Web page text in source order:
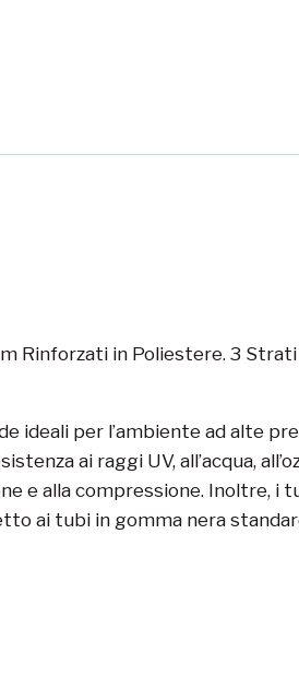
Rinforzati in Poliestere. 3
ideali per l’ambiente ad alte
ai raggi UV, all’acqua,
e alla compressione. Inoltre, i
ai tubi in gomma nera